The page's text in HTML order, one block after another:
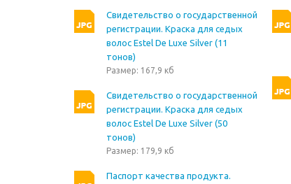
Свидетельство о государственной
регистрации. Краска для седых
волос Estel De Luxe Silver (11
тонов)
Размер: 167,9 кб
Свидетельство о государственной
регистрации. Краска для седых
волос Estel De Luxe Silver (50
тонов)
Размер: 179,9 кб
Паспорт качества продукта.